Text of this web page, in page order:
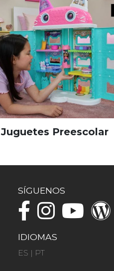
Juguetes Preescolar
SÍGUENOS
IDIOMAS
ES | PT